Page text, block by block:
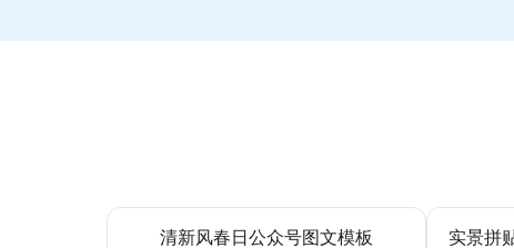
清新风春日公众号图文模板